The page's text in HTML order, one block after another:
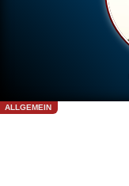
ALLGEMEIN